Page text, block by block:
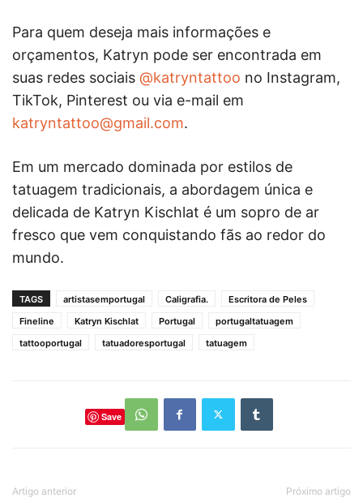
Para quem deseja mais informações e
orçamentos, Katryn pode ser encontrada em
suas redes sociais @katryntattoo no Instagram,
TikTok, Pinterest ou via e-mail em
katryntattoo@gmail.com.
Em um mercado dominada por estilos de
tatuagem tradicionais, a abordagem única e
delicada de Katryn Kischlat é um sopro de ar
fresco que vem conquistando fãs ao redor do
mundo.
TAGS artistasemportugal Caligrafia.
Escritora de Peles
Fineline
Katryn Kischlat Portugal
portugaltatuagem
tattooportugal
tatuadoresportugal tatuagem
Save
Artigo anterior Próximo artigo